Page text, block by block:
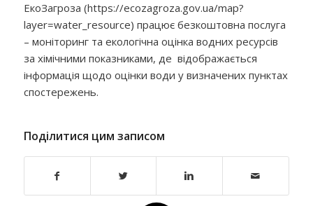
ЕкоЗагроза (https://ecozagroza.gov.ua/map?
layer=water_resource) працює безкоштовна послуга
– моніторинг та екологічна оцінка водних ресурсів
за хімічними показниками, де відображається
інформація щодо оцінки води у визначених пунктах
спостережень.
Поділитися цим записом